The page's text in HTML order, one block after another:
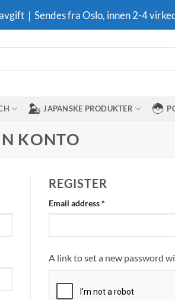
｜Sendes fra Oslo, innen 2-4
JAPANSKE PRODUKTER
KONTO
REGISTER
Email address*
A link to set a new password